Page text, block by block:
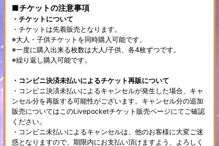
■チケットの注意事項
・チケットについて
・チケットは先着販売となります。
※大人・子供チケットを同時購入可能です。
※一度に購入出来る枚数は大人/子供、各4枚ずつです。
※繰り返し購入可能です。
・コンビニ決済未払いによるチケット再販について
・コンビニ決済未払いによるキャンセルが発生した場合、キャ
ンセル分を再販する可能性がございます。キャンセル分の追加
販売についてはこのLivepocketチケット販売ページにてご確認
ください。
・コンビニ未払いによるキャンセルは、他のお客様に大変ご迷
惑となりますので、期限内にお支払い頂けますよう、よろしく